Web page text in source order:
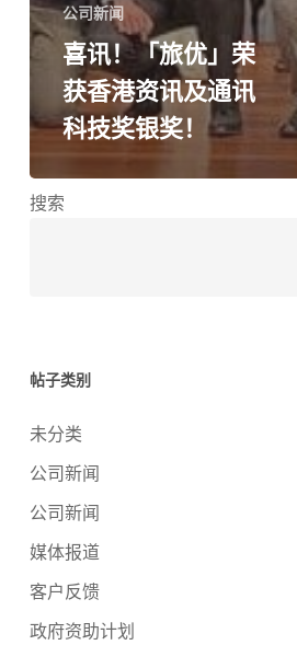
公司新闻
喜讯！「旅优」荣
获香港资讯及通讯
科技奖银奖！
搜索
帖子类别
未分类
公司新闻
公司新闻
媒体报道
客户反馈
政府资助计划